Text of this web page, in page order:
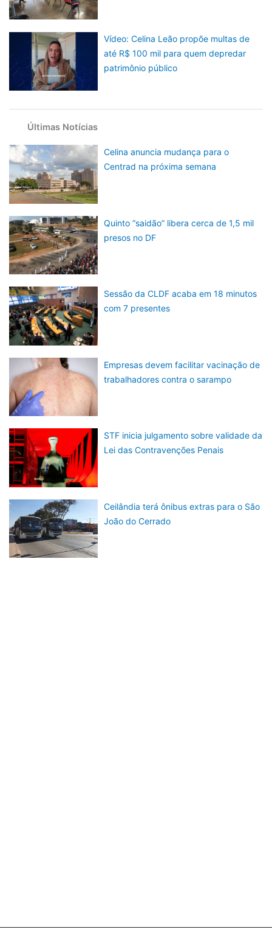
Vídeo: Celina Leão propõe multas de
até R$ 100 mil para quem depredar
patrimônio público
Últimas Notícias
Celina anuncia mudança para o
Centrad na próxima semana
Quinto “saidão” libera cerca de 1,5 mil
presos no DF
Sessão da CLDF acaba em 18 minutos
com 7 presentes
Empresas devem facilitar vacinação de
trabalhadores contra o sarampo
STF inicia julgamento sobre validade da
Lei das Contravenções Penais
Ceilândia terá ônibus extras para o São
João do Cerrado